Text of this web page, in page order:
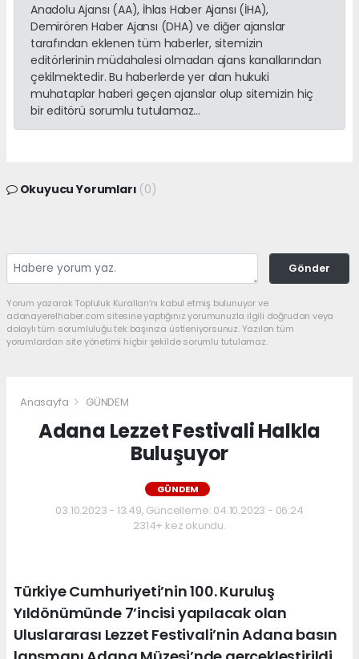
Anadolu Ajansı (AA), İhlas Haber Ajansı (İHA),
Demirören Haber Ajansı (DHA) ve diğer ajanslar
tarafından eklenen tüm haberler, sitemizin
editörlerinin müdahalesi olmadan ajans kanallarından
çekilmektedir. Bu haberlerde yer alan hukuki
muhataplar haberi geçen ajanslar olup sitemizin hiç
bir editörü sorumlu tutulamaz...
Okuyucu Yorumları (0)
Gönder
Yorum yazarak Topluluk Kuralları’nı kabul etmiş bulunuyor ve
adanayerelhaber.com sitesine yaptığınız yorumunuzla ilgili doğrudan veya
dolaylı tüm sorumluluğu tek başınıza üstleniyorsunuz. Yazılan tüm
yorumlardan site yönetimi hiçbir şekilde sorumlu tutulamaz.
Anasayfa GÜNDEM
Adana Lezzet Festivali Halkla
Buluşuyor
GÜNDEM
03.10.2023 - 13:49, Güncelleme: 04.10.2023 - 06:24
2314+ kez okundu.
Türkiye Cumhuriyeti’nin 100. Kuruluş
Yıldönümünde 7’incisi yapılacak olan
Uluslararası Lezzet Festivali’nin Adana basın